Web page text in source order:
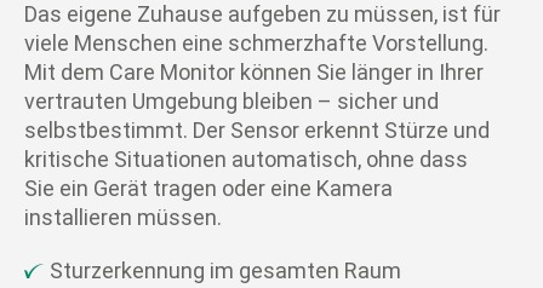
Das eigene Zuhause aufgeben zu müssen, ist für
viele Menschen eine schmerzhafte Vorstellung.
Mit dem Care Monitor können Sie länger in Ihrer
vertrauten Umgebung bleiben – sicher und
selbstbestimmt. Der Sensor erkennt Stürze und
kritische Situationen automatisch, ohne dass
Sie ein Gerät tragen oder eine Kamera
installieren müssen.
Sturzerkennung im gesamten Raum